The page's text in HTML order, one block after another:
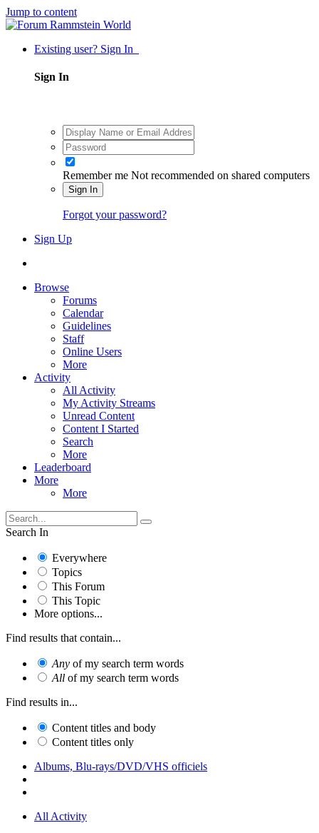
Jump to content
Existing user? Sign In
Sign In
Remember me Not recommended on shared computers
Sign In
Forgot your password?
Sign Up
Browse
Forums
Calendar
Guidelines
Staff
Online Users
More
Activity
All Activity
My Activity Streams
Unread Content
Content I Started
Search
More
Leaderboard
More
More
Search In
Everywhere
Topics
This Forum
This Topic
More options...
Find results that contain...
Any of my search term words
All of my search term words
Find results in...
Content titles and body
Content titles only
Albums, Blu-rays/DVD/VHS officiels
All Activity